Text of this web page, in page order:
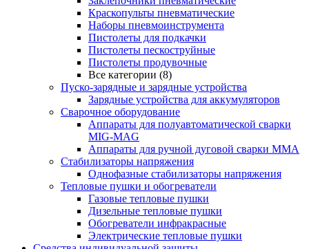
Краскопульты пневматические
Наборы пневмоинструмента
Пистолеты для подкачки
Пистолеты пескоструйные
Пистолеты продувочные
Все категории (8)
Пуско-зарядные и зарядные устройства
Зарядные устройства для аккумуляторов
Сварочное оборудование
Аппараты для полуавтоматической сварки
MIG-MAG
Аппараты для ручной дуговой сварки MMA
Стабилизаторы напряжения
Однофазные стабилизаторы напряжения
Тепловые пушки и обогреватели
Газовые тепловые пушки
Дизельные тепловые пушки
Обогреватели инфракрасные
Электрические тепловые пушки